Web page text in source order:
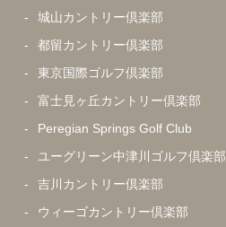
城山カントリー倶楽部
都留カントリー倶楽部
東京国際ゴルフ倶楽部
富士見ヶ丘カントリー倶楽部
Peregian Springs Golf Club
ユーグリーン中津川ゴルフ倶楽部
吉川カントリー倶楽部
ウィーゴカントリー倶楽部